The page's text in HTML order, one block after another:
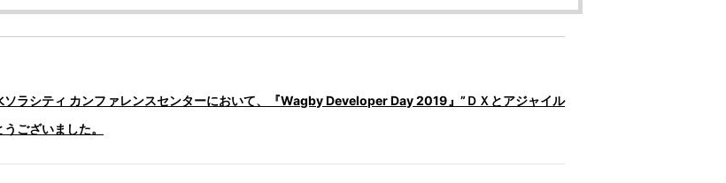
ラシティ カンファレンスセンターにおいて、『Wagby Developer Day 2019』”ＤＸとアジャイル
ございました。